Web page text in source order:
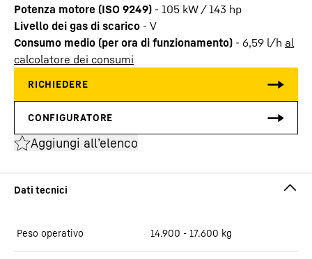
Potenza motore (ISO 9249) - 105 kW / 143 hp
Livello dei gas di scarico - V
Consumo medio (per ora di funzionamento) - 6,59 l/h al
calcolatore dei consumi
Aggiungi all’elenco
Peso operativo 14.900 - 17.600 kg